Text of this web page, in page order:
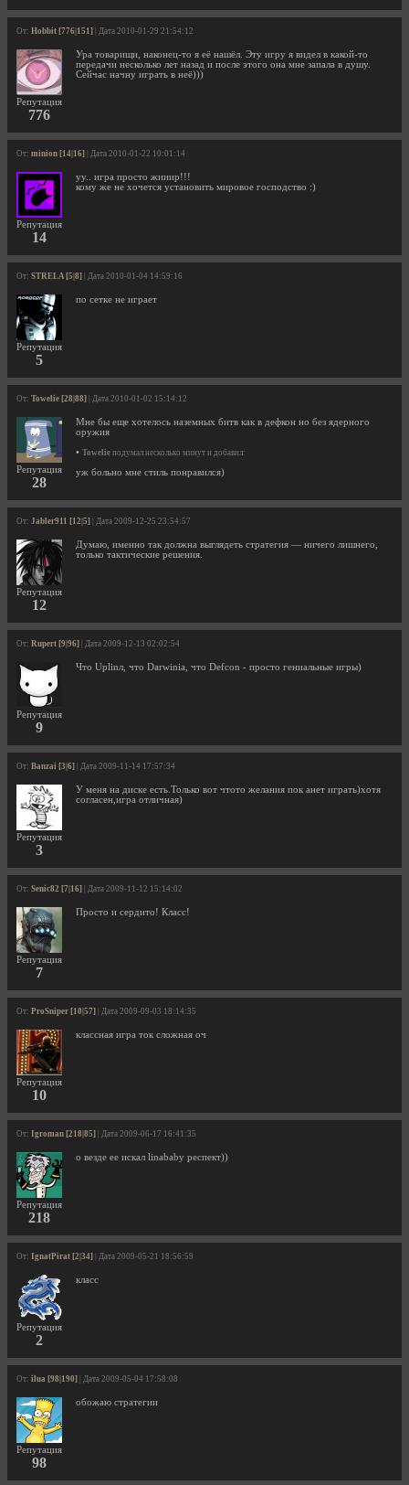
От: Hobbit [776|151] | Дата 2010-01-29 21:54:12
Репутация
776
Ура товарищи, наконец-то я её нашёл. Эту игру я видел в какой-то
передачи несколько лет назад и после этого она мне запала в душу.
Сейчас начну играть в неё)))
От: minion [14|16] | Дата 2010-01-22 10:01:14
Репутация
14
уу.. игра просто жииир!!!
кому же не хочется установить мировое господство :)
От: STRELA [5|8] | Дата 2010-01-04 14:59:16
Репутация
5
по сетке не играет
От: Towelie [28|88] | Дата 2010-01-02 15:14:12
Репутация
28
Мне бы еще хотелось наземных битв как в дефкон но без ядерного
оружия
• Towelie подумал несколько минут и добавил:
уж больно мне стиль понравился)
От: Jabler911 [12|5] | Дата 2009-12-25 23:54:57
Репутация
12
Думаю, именно так должна выглядеть стратегия — ничего лишнего,
только тактические решения.
От: Rupert [9|96] | Дата 2009-12-13 02:02:54
Репутация
9
Что Uplinл, что Darwinia, что Defcon - просто гениальные игры)
От: Banzai [3|6] | Дата 2009-11-14 17:57:34
Репутация
3
У меня на диске есть.Только вот чтото желания пок анет играть)хотя
согласен,игра отличная)
От: Senic82 [7|16] | Дата 2009-11-12 15:14:02
Репутация
7
Просто и сердито! Класс!
От: ProSniper [10|57] | Дата 2009-09-03 18:14:35
Репутация
10
классная игра ток сложная оч
От: Igroman [218|85] | Дата 2009-06-17 16:41:35
Репутация
218
о везде ее искал linababy респект))
От: IgnatPirat [2|34] | Дата 2009-05-21 18:56:59
Репутация
2
класс
От: ilua [98|190] | Дата 2009-05-04 17:58:08
Репутация
98
обожаю стратегии